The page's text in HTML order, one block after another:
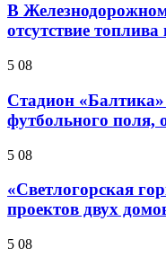
В
отсутствие
5 08
Стадион
футбольного поля,
5 08
«Светлогорская
проектов двух
5 08